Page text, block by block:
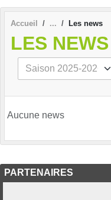
Accueil Les news
LES NEWS
Aucune news
PARTENAIRES